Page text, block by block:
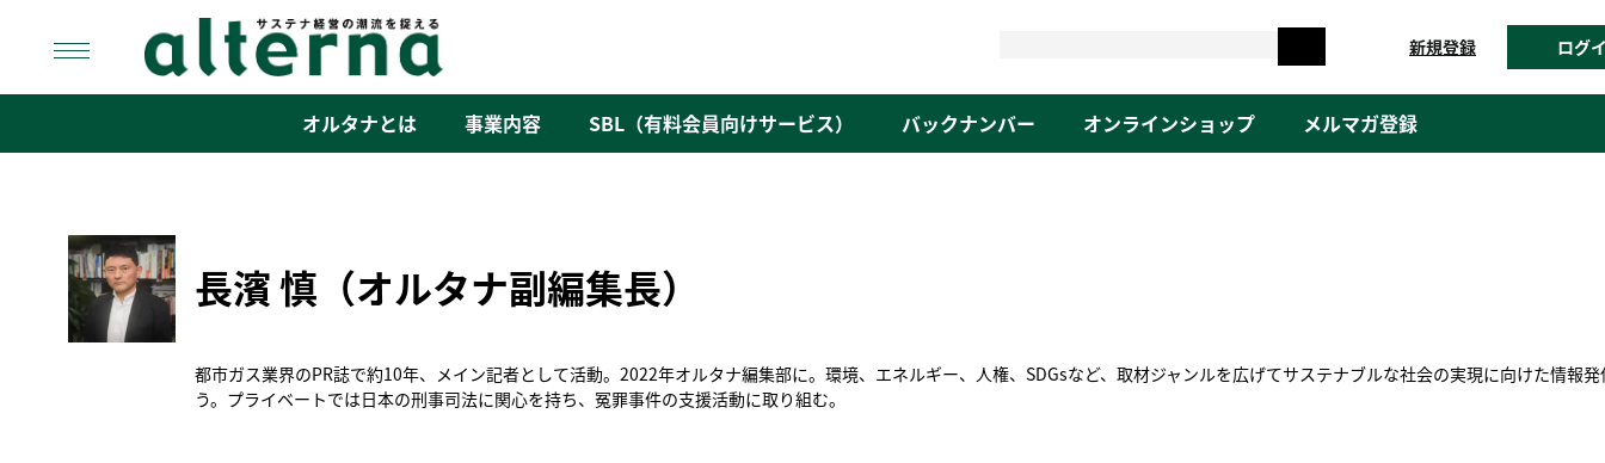
content
新規登録 ログ
オルタナとは 事業内容 SBL（有料会員向けサービス） バックナンバー オンラインショップ メルマガ登録
長濱 慎（オルタナ副編集長）
都市ガス業界のPR誌で約10年、メイン記者として活動。2022年オルタナ編集部に。環境、エネルギー、人権、SDGsなど、取材ジャンルを広げてサステナブルな社会の実現に向けた情報
う。プライベートでは日本の刑事司法に関心を持ち、冤罪事件の支援活動に取り組む。